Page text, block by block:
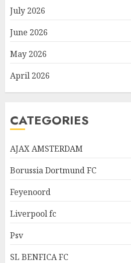
July 2026
June 2026
May 2026
April 2026
CATEGORIES
AJAX AMSTERDAM
Borussia Dortmund FC
Feyenoord
Liverpool fc
Psv
SL BENFICA FC